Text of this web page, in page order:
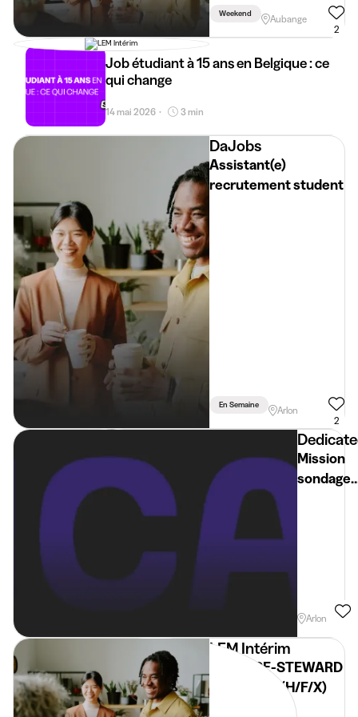
Weekend
Aubange
2
Job étudiant à 15 ans en Belgique : ce
qui change
14 mai 2026 • 3 min
DaJobs
Assistant(e)
recrutement student
En Semaine
Arlon
2
Mission
sondage
En Semaine
Arlon
LEM Intérim
HOTESSE-STEWARD
D'ACCUEIL (H/F/X)